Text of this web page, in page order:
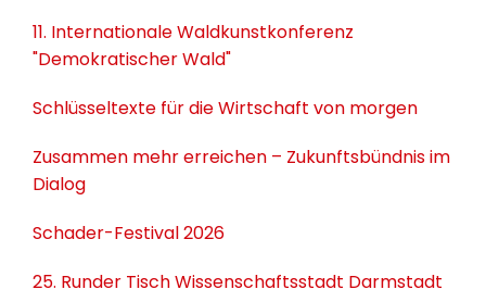
11. Internationale Waldkunstkonferenz
"Demokratischer Wald"
Schlüsseltexte für die Wirtschaft von morgen
Zusammen mehr erreichen – Zukunftsbündnis im
Dialog
Schader-Festival 2026
25. Runder Tisch Wissenschaftsstadt Darmstadt